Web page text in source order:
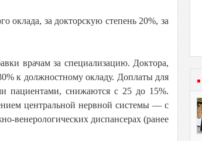
оклада, за докторскую степень 20%, за
врачам за специализацию. Доктора,
к должностному окладу. Доплаты для
пациентами, снижаются с 25 до 15%.
центральной нервной системы — с
венерологических диспансерах (ранее